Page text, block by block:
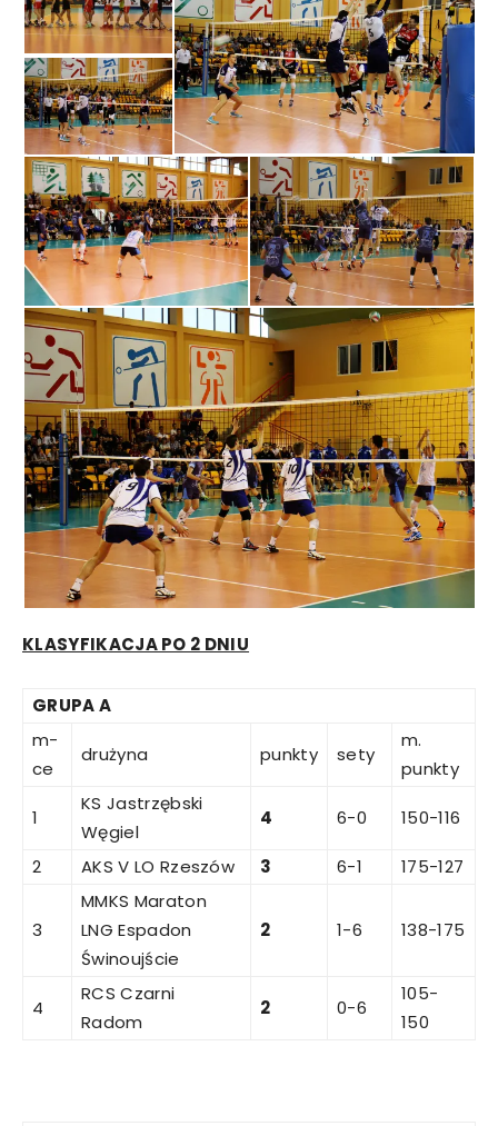
KLASYFIKACJA PO 2 DNIU
GRUPA A
m-
ce
drużyna punkty sety
m.
punkty
1
KS Jastrzębski
Węgiel
4 6-0 150-116
2 AKS V LO Rzeszów 3 6-1 175-127
3
MMKS Maraton
LNG Espadon
Świnoujście
2 1-6 138-175
4
RCS Czarni
Radom
2 0-6
105-
150